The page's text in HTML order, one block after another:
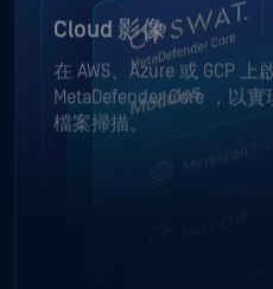
在 AWS、Azure 或 GCP
MetaDefender Core ，以
檔案掃描。